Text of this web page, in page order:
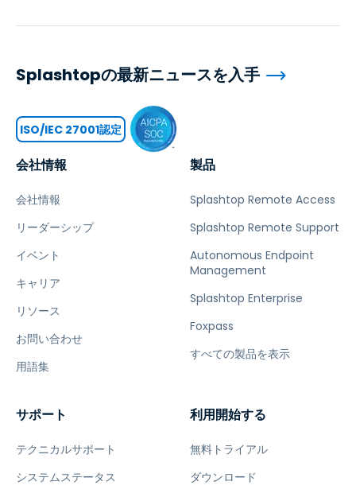
会社情報
会社情報
リーダーシップ
イベント
キャリア
リソース
お問い合わせ
用語集
製品
Splashtop Remote Access
Splashtop Remote Support
Autonomous Endpoint
Management
Splashtop Enterprise
Foxpass
すべての製品を表示
サポート
テクニカルサポート
システムステータス
利用開始する
無料トライアル
ダウンロード
Splashtopの最新ニュースを入手
ISO/IEC 27001認定